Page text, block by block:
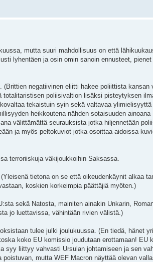
mutta suuri mahdollisuus on että
lyhentäen ja osin omin sanoin ennusteet,
negatiivinen eliitti hakee poliittista kansan
poliisivaltion lisäksi pisteytyksen
tekaistuin syin sekä valtavaa
heikkoutena nähden sotaisuuden ainoana
välittämättä seurauksista jotka hiljennetään
ja myös peltokuviot jotka osoittaa aidoissa
terroriiskuja väkijoukkoihin Saksassa.
tietona on se että oikeudenkäynit alkaa
koskien korkeimpia päättäjiä myöten.)
sekä Natosta, mainiten ainakin Unkarin,
jo luettavissa, vähintään rivien välistä.)
tulee julki joulukuussa. (En tiedä, hänet
koko EU komissio joudutaan erottamaan! EU
syy liittyy vahvasti Ursulan johtamiseen ja sen
mutta WEF Macron näyttää olevan